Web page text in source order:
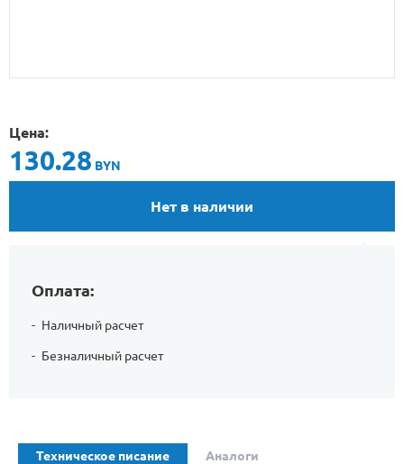
Цена:
130.28 BYN
Нет в наличии
Оплата:
Наличный расчет
Безналичный расчет
Техническое писание Аналоги